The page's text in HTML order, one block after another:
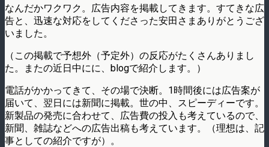
なんだかワクワク。広告内容を掲載してきます。すてきな広
告と、迅速な対応をしてくださった安田さまありがとうござ
いました。
（この掲載で予想外（予定外）の反応がたくさんありまし
た。またの近日中にに、blogで紹介します。）
電話がかかってきて、その場で決断。1時間後には広告案が
届いて、翌日には新聞に掲載。世の中、スピーディーです。
新製品の発売に合わせて、広告費の投入も考えているので、
新聞、雑誌などへの広告出稿も考えています。（理想は、記
事としての紹介ですが）。